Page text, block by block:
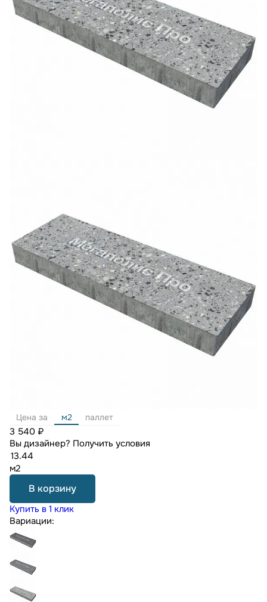
Цена за м2 паллет
3 540 ₽
Вы дизайнер? Получить условия
м2
В корзину
Купить в 1 клик
Вариации: